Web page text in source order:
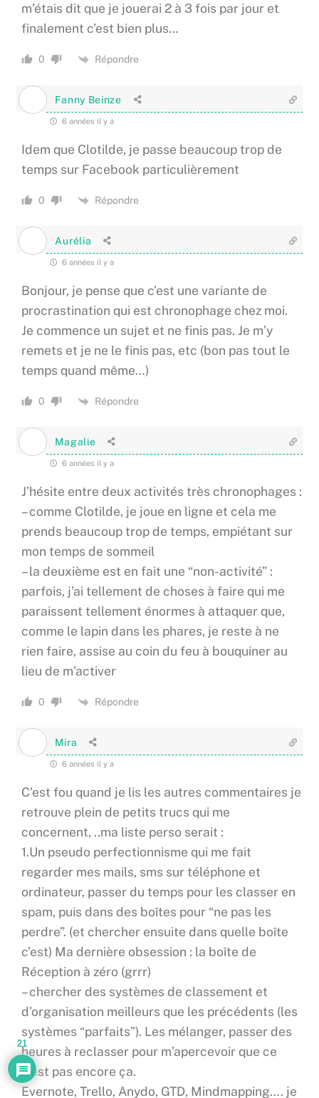
m’étais dit que je jouerai 2 à 3 fois par jour et
finalement c’est bien plus…
0 Répondre
Fanny Beinze
6 années il y a
Idem que Clotilde, je passe beaucoup trop de
temps sur Facebook particulièrement
0 Répondre
Aurélia
6 années il y a
Bonjour, je pense que c’est une variante de
procrastination qui est chronophage chez moi.
Je commence un sujet et ne finis pas. Je m’y
remets et je ne le finis pas, etc (bon pas tout le
temps quand même…)
0 Répondre
Magalie
6 années il y a
J’hésite entre deux activités très chronophages :
– comme Clotilde, je joue en ligne et cela me
prends beaucoup trop de temps, empiétant sur
mon temps de sommeil
– la deuxième est en fait une “non-activité” :
parfois, j’ai tellement de choses à faire qui me
paraissent tellement énormes à attaquer que,
comme le lapin dans les phares, je reste à ne
rien faire, assise au coin du feu à bouquiner au
lieu de m’activer
0 Répondre
Mira
6 années il y a
C’est fou quand je lis les autres commentaires je
retrouve plein de petits trucs qui me
concernent, ..ma liste perso serait :
1.Un pseudo perfectionnisme qui me fait
regarder mes mails, sms sur téléphone et
ordinateur, passer du temps pour les classer en
spam, puis dans des boîtes pour “ne pas les
perdre”. (et chercher ensuite dans quelle boîte
c’est) Ma dernière obsession : la boîte de
Réception à zéro (grrr)
– chercher des systèmes de classement et
d’organisation meilleurs que les précédents (les
systèmes “parfaits”). Les mélanger, passer des
heures à reclasser pour m’apercevoir que ce
n’est pas encore ça.
Evernote, Trello, Anydo, GTD, Mindmapping…. je
21